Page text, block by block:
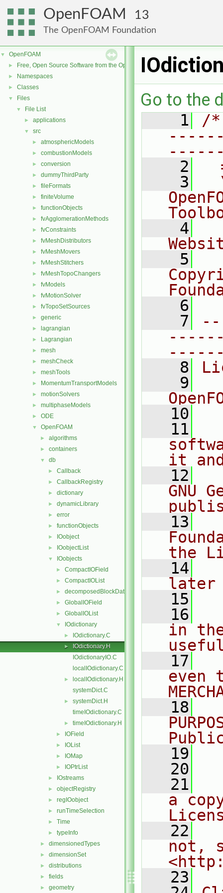
OpenFOAM 13
The OpenFOAM Foundation
▼ OpenFOAM
► Free, Open Source Software from the OpenFOAM Foundation
► Namespaces
► Classes
▼ Files
▼ File List
► applications
▼ src
► atmosphericModels
► combustionModels
► conversion
► dummyThirdParty
► fileFormats
► finiteVolume
► functionObjects
► fvAgglomerationMethods
► fvConstraints
► fvMeshDistributors
► fvMeshMovers
► fvMeshStitchers
► fvMeshTopoChangers
► fvModels
► fvMotionSolver
► fvTopoSetSources
► generic
► lagrangian
► Lagrangian
► mesh
► meshCheck
► meshTools
► MomentumTransportModels
► motionSolvers
► multiphaseModels
► ODE
▼ OpenFOAM
► algorithms
► containers
▼ db
► Callback
► CallbackRegistry
► dictionary
► dynamicLibrary
► error
► functionObjects
► IOobject
► IOobjectList
▼ IOobjects
► CompactIOField
► CompactIOList
► decomposedBlockData
► GlobalIOField
► GlobalIOList
▼ IOdictionary
► IOdictionary.C
►
IOdictionary.H
IOdictionaryIO.C
localIOdictionary.C
►
localIOdictionary.H
systemDict.C
►
systemDict.H
timeIOdictionary.C
► timeIOdictionary.H
► IOField
► IOList
► IOMap
► IOPtrList
► IOstreams
► objectRegistry
► regIOobject
► runTimeSelection
► Time
► typeInfo
► dimensionedTypes
► dimensionSet
► distributions
► fields
► geometry
Go to the
    1
/
    2
    3
    4
    5
    6
    7
    8
    9
   10
   11
it
   12
GNU
   13
the
   14
later
   15
   16
in
   17
even
   18
   19
   20
   21
a
   22
not,
   23